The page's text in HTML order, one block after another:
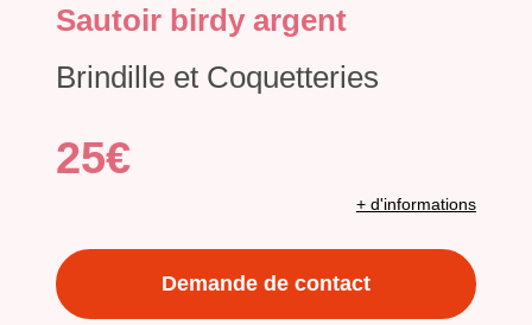
Sautoir birdy argent
Brindille et Coquetteries
25€
+ d'informations
Demande de contact